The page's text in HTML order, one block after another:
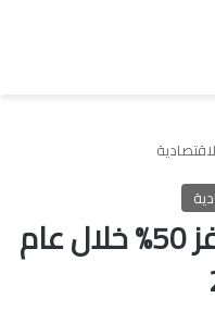
أرباح “ديار للتطوير” تقفز 50% خلال عام